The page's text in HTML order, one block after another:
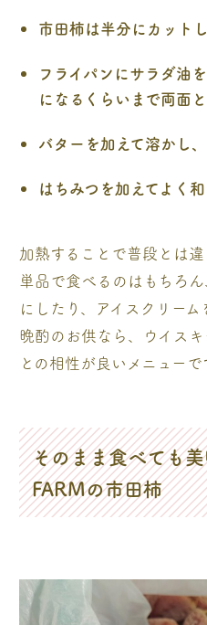
市田柿は半分にカット
フライパンにサラダ油
になるくらいまで両面
バターを加えて溶かし
はちみつを加えてよく
加熱することで普段とは違
単品で食べるのはもちろ
にしたり、アイスクリーム
晩酌のお供なら、ウイス
との相性が良いメニューで
そのまま食べても
FARMの市田柿